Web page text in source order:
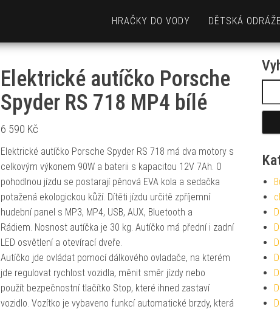
HRAČKY DO VODY DĚTSKÁ
Elektrické autíčko Porsche
Spyder RS 718 MP4 bílé
6 590 Kč
Elektrické autíčko Porsche Spyder RS 718 má dva motory s
celkovým výkonem 90W a baterii s kapacitou 12V 7Ah. O
pohodlnou jízdu se postarají pěnová EVA kola a sedačka
potažená ekologickou kůží. Dítěti jízdu určitě zpříjemní
hudební panel s MP3, MP4, USB, AUX, Bluetooth a
Rádiem. Nosnost autíčka je 30 kg. Autíčko má přední i zadní
LED osvětlení a otevírací dveře.
Autíčko jde ovládat pomocí dálkového ovladače, na kterém
jde regulovat rychlost vozidla, měnit směr jízdy nebo
použít bezpečnostní tlačítko Stop, které ihned zastaví
vozidlo. Vozítko je vybaveno funkcí automatické brzdy, která